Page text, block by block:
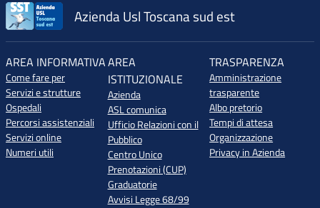
Azienda Usl Toscana sud est
AREA INFORMATIVA
Come fare per
Servizi e strutture
Ospedali
Percorsi assistenziali
Servizi online
Numeri utili
AREA
ISTITUZIONALE
Azienda
ASL comunica
Ufficio Relazioni con il
Pubblico
Centro Unico
Prenotazioni (CUP)
Graduatorie
Avvisi Legge 68/99
TRASPARENZA
Amministrazione
trasparente
Albo pretorio
Tempi di attesa
Organizzazione
Privacy in Azienda